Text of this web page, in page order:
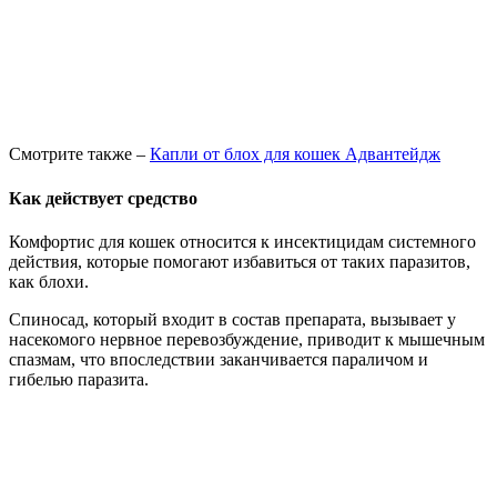
Смотрите также – Капли от блох для кошек Адвантейдж
Как действует средство
Комфортис для кошек относится к инсектицидам системного
действия, которые помогают избавиться от таких паразитов,
как блохи.
Спиносад, который входит в состав препарата, вызывает у
насекомого нервное перевозбуждение, приводит к мышечным
спазмам, что впоследствии заканчивается параличом и
гибелью паразита.